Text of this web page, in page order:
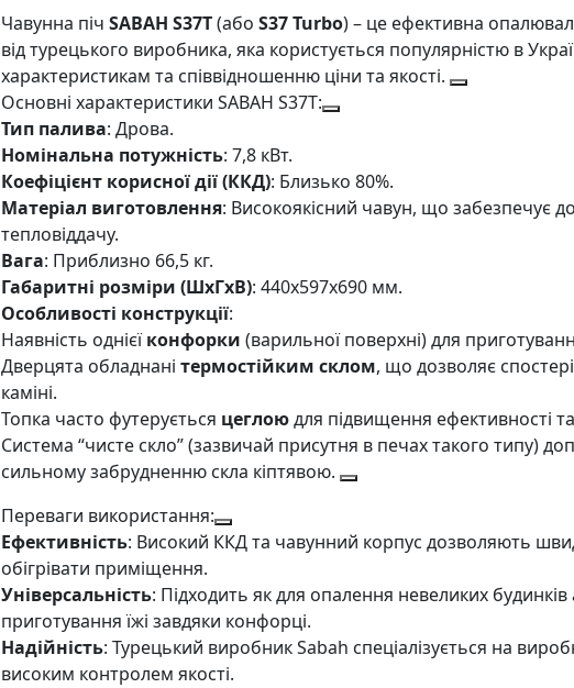
Чавунна пічSABAH S37T(абоS37 Turbo) – це ефективна
від турецького виробника, яка користується популярністю в
характеристикам та співвідношенню ціни та якості.
Основні характеристики SABAH S37T:
Тип палива: Дрова.
Номінальна потужність: 7,8 кВт.
Коефіцієнт корисної дії (ККД): Близько 80%.
Матеріал виготовлення: Високоякісний чавун, що забезпечує
тепловіддачу.
Вага: Приблизно 66,5 кг.
Габаритні розміри (ШхГхВ): 440х597х690 мм.
Особливості конструкції:
Наявність однієїконфорки (варильної поверхні) для
Дверцята обладнанітермостійким склом, що дозволяє
каміні.
Топка часто футерується цеглоюдля підвищення ефективності
Система “чисте скло” (зазвичай присутня в печах такого типу)
сильному забрудненню скла кіптявою.
Переваги використання:
Ефективність: Високий ККД та чавунний корпус дозволяють
обігрівати приміщення.
Універсальність: Підходить як для опалення невеликих будинків
приготування їжі завдяки конфорці.
Надійність: Турецький виробник Sabah спеціалізується на
високим контролем якості.